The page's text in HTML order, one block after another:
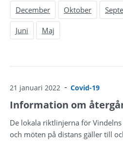
December Oktober
Juni Maj
21 januari 2022 Covid-19
Information om
De lokala riktlinjerna för
och möten på distans gäller till